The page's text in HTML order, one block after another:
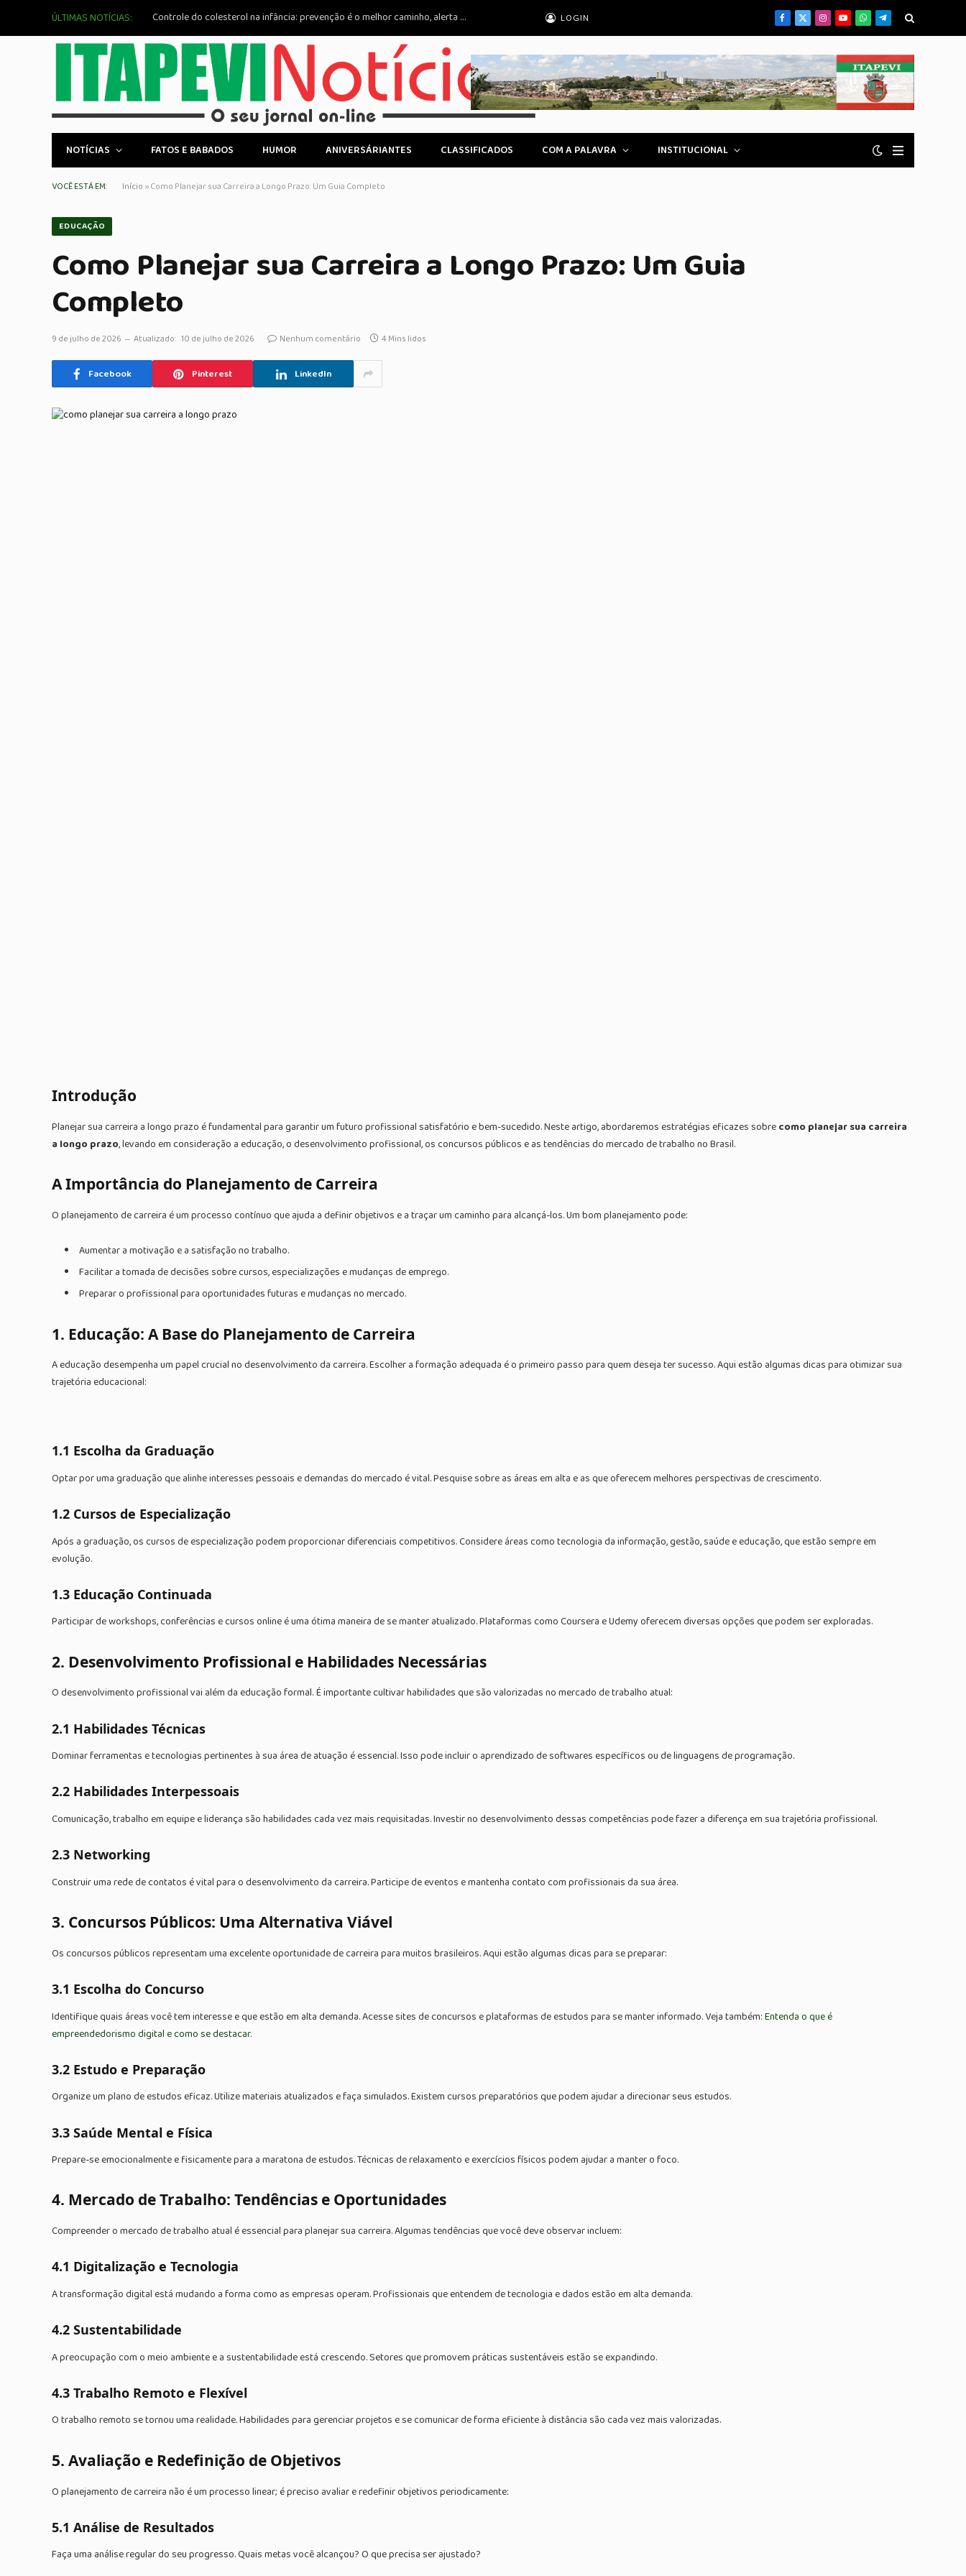
ÚLTIMAS NOTÍCIAS: Controle do colesterol na infância: prevenção é o melhor caminho, alerta cardiologista LOGIN Facebook
X
(Twitter)
Instagram
YouTubeWhatsApp
Telegrama
NOTÍCIAS FATOS E BABADOS HUMOR ANIVERSÁRIANTES CLASSIFICADOS COM A PALAVRA INSTITUCIONAL
VOCÊ ESTÁ EM: Início »Como Planejar sua Carreira a Longo Prazo: Um Guia Completo
EDUCAÇÃO
Como Planejar sua Carreira a Longo Prazo: Um Guia
Completo
9 de julho de 2026 Atualizado: 10 de julho de 2026 Nenhum comentário 4 Mins lidos
Facebook Pinterest LinkedIn
Introdução
Planejar sua carreira a longo prazo é fundamental para garantir um futuro profissional satisfatório e bem-sucedido. Neste artigo, abordaremos estratégias eficazes sobrecomo planejar sua carreira
a longo prazo, levando em consideração a educação, o desenvolvimento profissional, os concursos públicos e as tendências do mercado de trabalho no Brasil.
A Importância do Planejamento de Carreira
O planejamento de carreira é um processo contínuo que ajuda a definir objetivos e a traçar um caminho para alcançá-los. Um bom planejamento pode:
Aumentar a motivação e a satisfação no trabalho.
Facilitar a tomada de decisões sobre cursos, especializações e mudanças de emprego.
Preparar o profissional para oportunidades futuras e mudanças no mercado.
1. Educação: A Base do Planejamento de Carreira
A educação desempenha um papel crucial no desenvolvimento da carreira. Escolher a formação adequada é o primeiro passo para quem deseja ter sucesso. Aqui estão algumas dicas para otimizar sua
trajetória educacional:
1.1 Escolha da Graduação
Optar por uma graduação que alinhe interesses pessoais e demandas do mercado é vital. Pesquise sobre as áreas em alta e as que oferecem melhores perspectivas de crescimento.
1.2 Cursos de Especialização
Após a graduação, os cursos de especialização podem proporcionar diferenciais competitivos. Considere áreas como tecnologia da informação, gestão, saúde e educação, que estão sempre em
evolução.
1.3 Educação Continuada
Participar de workshops, conferências e cursos online é uma ótima maneira de se manter atualizado. Plataformas como Coursera e Udemy oferecem diversas opções que podem ser exploradas.
2. Desenvolvimento Profissional e Habilidades Necessárias
O desenvolvimento profissional vai além da educação formal. É importante cultivar habilidades que são valorizadas no mercado de trabalho atual:
2.1 Habilidades Técnicas
Dominar ferramentas e tecnologias pertinentes à sua área de atuação é essencial. Isso pode incluir o aprendizado de softwares específicos ou de linguagens de programação.
2.2 Habilidades Interpessoais
Comunicação, trabalho em equipe e liderança são habilidades cada vez mais requisitadas. Investir no desenvolvimento dessas competências pode fazer a diferença em sua trajetória profissional.
2.3 Networking
Construir uma rede de contatos é vital para o desenvolvimento da carreira. Participe de eventos e mantenha contato com profissionais da sua área.
3. Concursos Públicos: Uma Alternativa Viável
Os concursos públicos representam uma excelente oportunidade de carreira para muitos brasileiros. Aqui estão algumas dicas para se preparar:
3.1 Escolha do Concurso
Identifique quais áreas você tem interesse e que estão em alta demanda. Acesse sites de concursos e plataformas de estudos para se manter informado. Veja também:Entenda o que é
empreendedorismo digital e como se destacar.
3.2 Estudo e Preparação
Organize um plano de estudos eficaz. Utilize materiais atualizados e faça simulados. Existem cursos preparatórios que podem ajudar a direcionar seus estudos.
3.3 Saúde Mental e Física
Prepare-se emocionalmente e fisicamente para a maratona de estudos. Técnicas de relaxamento e exercícios físicos podem ajudar a manter o foco.
4. Mercado de Trabalho: Tendências e Oportunidades
Compreender o mercado de trabalho atual é essencial para planejar sua carreira. Algumas tendências que você deve observar incluem:
4.1 Digitalização e Tecnologia
A transformação digital está mudando a forma como as empresas operam. Profissionais que entendem de tecnologia e dados estão em alta demanda.
4.2 Sustentabilidade
A preocupação com o meio ambiente e a sustentabilidade está crescendo. Setores que promovem práticas sustentáveis estão se expandindo.
4.3 Trabalho Remoto e Flexível
O trabalho remoto se tornou uma realidade. Habilidades para gerenciar projetos e se comunicar de forma eficiente à distância são cada vez mais valorizadas.
5. Avaliação e Redefinição de Objetivos
O planejamento de carreira não é um processo linear; é preciso avaliar e redefinir objetivos periodicamente:
5.1 Análise de Resultados
Faça uma análise regular do seu progresso. Quais metas você alcançou? O que precisa ser ajustado?